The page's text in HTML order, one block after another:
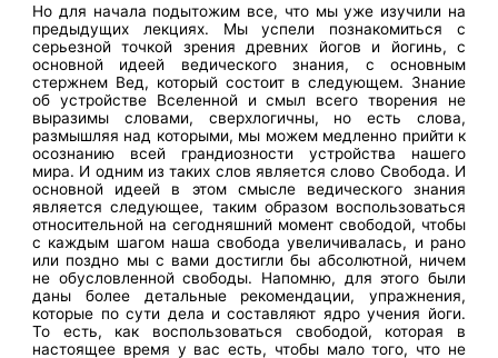
Но для начала подытожим все, что мы уже изучили на
предыдущих лекциях. Мы успели познакомиться с
серьезной точкой зрения древних йогов и йогинь, с
основной идеей ведического знания, с основным
стержнем Вед, который состоит в следующем. Знание
об устройстве Вселенной и смыл всего творения не
выразимы словами, сверхлогичны, но есть слова,
размышляя над которыми, мы можем медленно прийти к
осознанию всей грандиозности устройства нашего
мира. И одним из таких слов является слово Свобода. И
основной идеей в этом смысле ведического знания
является следующее, таким образом воспользоваться
относительной на сегодняшний момент свободой, чтобы
с каждым шагом наша свобода увеличивалась, и рано
или поздно мы с вами достигли бы абсолютной, ничем
не обусловленной свободы. Напомню, для этого были
даны более детальные рекомендации, упражнения,
которые по сути дела и составляют ядро учения йоги.
То есть, как воспользоваться свободой, которая в
настоящее время у вас есть, чтобы мало того, что не